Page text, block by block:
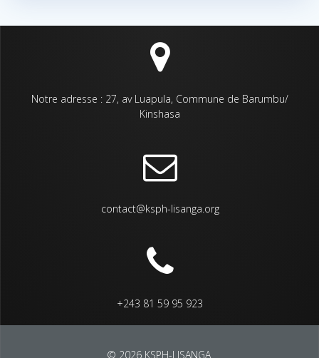
Notre adresse : 27, av Luapula, Commune de Barumbu/
Kinshasa
contact@ksph-lisanga.org
+243 81 59 95 923
© 2026 KSPH-LISANGA.